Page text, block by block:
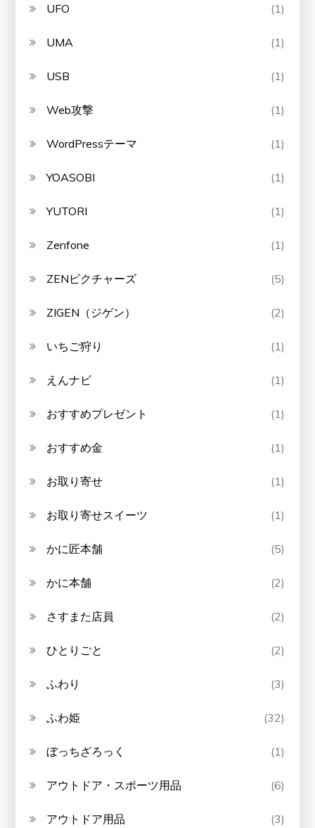
UFO (1)
UMA (1)
USB (1)
Web攻撃 (1)
WordPressテーマ (1)
YOASOBI (1)
YUTORI (1)
Zenfone (1)
ZENピクチャーズ (5)
ZIGEN（ジゲン） (2)
いちご狩り (1)
えんナビ (1)
おすすめプレゼント (1)
おすすめ金 (1)
お取り寄せ (1)
お取り寄せスイーツ (1)
かに匠本舗 (5)
かに本舗 (2)
さすまた店員 (2)
ひとりごと (2)
ふわり (3)
ふわ姫 (32)
ぼっちざろっく (1)
アウトドア・スポーツ用品 (6)
アウトドア用品 (3)